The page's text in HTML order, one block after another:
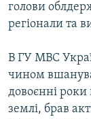
голови
регіонали та
В ГУ МВС
чином
довоєнні роки
землі, брав